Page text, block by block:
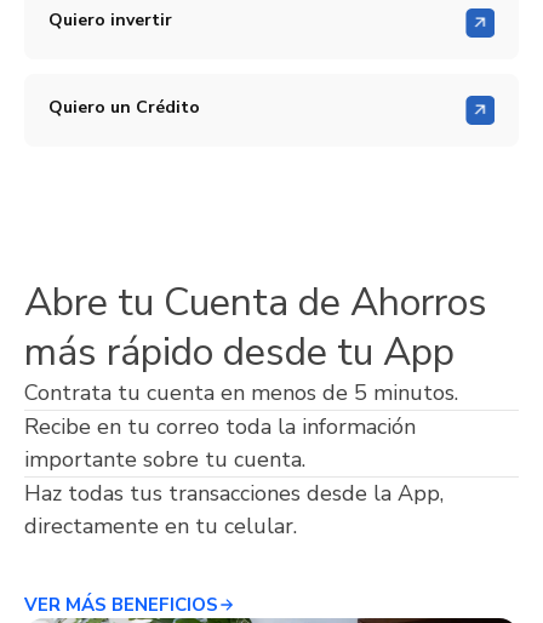
Quiero invertir
Quiero un Crédito
Abre tu Cuenta de Ahorros
más rápido desde tu App
Contrata tu cuenta en menos de 5 minutos.
Recibe en tu correo toda la información
importante sobre tu cuenta.
Haz todas tus transacciones desde la App,
directamente en tu celular.
VER MÁS BENEFICIOS